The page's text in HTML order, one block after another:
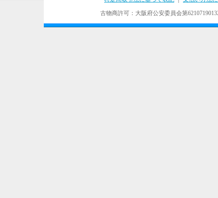
古物商許可：大阪府公安委員会第